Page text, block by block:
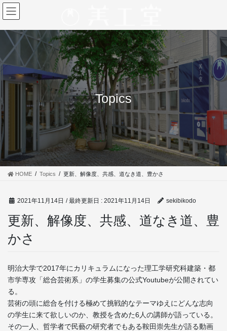
コ
ン
ン
に
動
ナ
ビ
ー
ョ
に
動
Topics
HOME Topics 更新、解像度、共感、道なき道、豊かさ
2021年11月14日 / 最終更新日 : 2021年11月14日 sekibikodo
更新、解像度、共感、道なき道、豊
かさ
明治大学で2017年にカリキュラムになった理工学研究科建築・都
市学専攻「総合芸術系」の学生募集の公式Youtubeが公開されてい
る。
芸術の頭に総合を付ける極めて挑戦的なテーマゆえにどんな志向
の学生に来て欲しいのか、教授を含めた6人の講師が語っている。
その一人、哲学者で民藝の研究者でもある鞍田崇先生が語る動画